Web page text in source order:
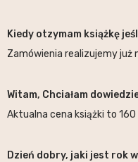
Kiedy otzymam książkę
Zamówienia realizujemy już
Witam, Chciałam
Aktualna cena książki to
Dzień dobry, jaki jest rok